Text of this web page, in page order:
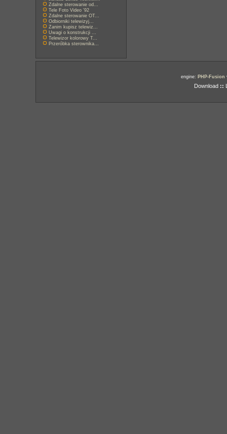
Zdalne sterowanie od...
Tele Foto Video '92
Zdalne sterowanie OT...
Odbiorniki telewizyj...
Zanim kupisz telewiz...
Uwagi o konstrukcji ...
Telewizor kolorowy T...
Przeróbka sterownika...
engine: PHP-Fusion
Download ::